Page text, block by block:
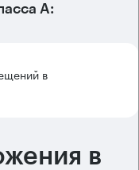
А:
в
в